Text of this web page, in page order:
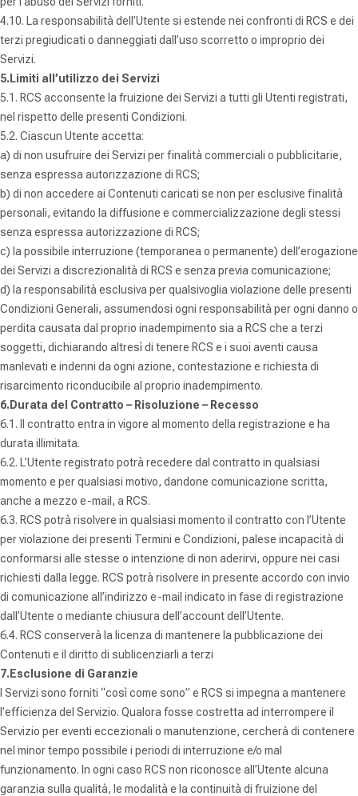
4.10. La responsabilità dell’Utente si estende nei confronti di RCS e dei
terzi pregiudicati o danneggiati dall’uso scorretto o improprio dei
Servizi.
5.Limiti all’utilizzo dei Servizi
5.1. RCS acconsente la fruizione dei Servizi a tutti gli Utenti registrati,
nel rispetto delle presenti Condizioni.
5.2. Ciascun Utente accetta:
a) di non usufruire dei Servizi per finalità commerciali o pubblicitarie,
senza espressa autorizzazione di RCS;
b) di non accedere ai Contenuti caricati se non per esclusive finalità
personali, evitando la diffusione e commercializzazione degli stessi
senza espressa autorizzazione di RCS;
c) la possibile interruzione (temporanea o permanente) dell’erogazione
dei Servizi a discrezionalità di RCS e senza previa comunicazione;
d) la responsabilità esclusiva per qualsivoglia violazione delle presenti
Condizioni Generali, assumendosi ogni responsabilità per ogni danno o
perdita causata dal proprio inadempimento sia a RCS che a terzi
soggetti, dichiarando altresì di tenere RCS e i suoi aventi causa
manlevati e indenni da ogni azione, contestazione e richiesta di
risarcimento riconducibile al proprio inadempimento.
6.Durata del Contratto – Risoluzione – Recesso
6.1. Il contratto entra in vigore al momento della registrazione e ha
durata illimitata.
6.2. L’Utente registrato potrà recedere dal contratto in qualsiasi
momento e per qualsiasi motivo, dandone comunicazione scritta,
anche a mezzo e-mail, a RCS.
6.3. RCS potrà risolvere in qualsiasi momento il contratto con l’Utente
per violazione dei presenti Termini e Condizioni, palese incapacità di
conformarsi alle stesse o intenzione di non aderirvi, oppure nei casi
richiesti dalla legge. RCS potrà risolvere in presente accordo con invio
di comunicazione all’indirizzo e-mail indicato in fase di registrazione
dall’Utente o mediante chiusura dell’account dell’Utente.
6.4. RCS conserverà la licenza di mantenere la pubblicazione dei
Contenuti e il diritto di sublicenziarli a terzi
7.Esclusione di Garanzie
I Servizi sono forniti “così come sono” e RCS si impegna a mantenere
l’efficienza del Servizio. Qualora fosse costretta ad interrompere il
Servizio per eventi eccezionali o manutenzione, cercherà di contenere
nel minor tempo possibile i periodi di interruzione e/o mal
funzionamento. In ogni caso RCS non riconosce all’Utente alcuna
garanzia sulla qualità, le modalità e la continuità di fruizione del